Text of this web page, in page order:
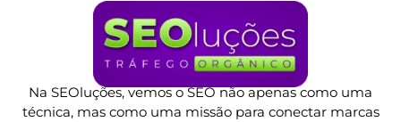
Na SEOluções, vemos o SEO não apenas como uma
técnica, mas como uma missão para conectar marcas